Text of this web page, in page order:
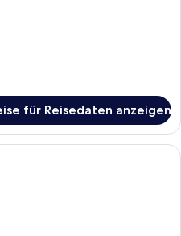
für Reisedaten anzeigen
Ein modernes Hotelzimmer mit